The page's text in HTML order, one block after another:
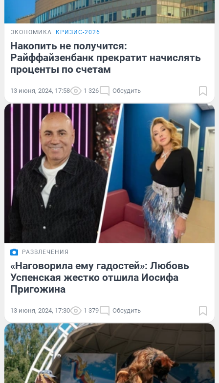
ЭКОНОМИКА КРИЗИС-2026
Накопить не получится:
Райффайзенбанк прекратит начислять
проценты по счетам
13 июня, 2024, 17:58 1 326 Обсудить
РАЗВЛЕЧЕНИЯ
«Наговорила ему гадостей»: Любовь
Успенская жестко отшила Иосифа
Пригожина
13 июня, 2024, 17:30 1 379 Обсудить